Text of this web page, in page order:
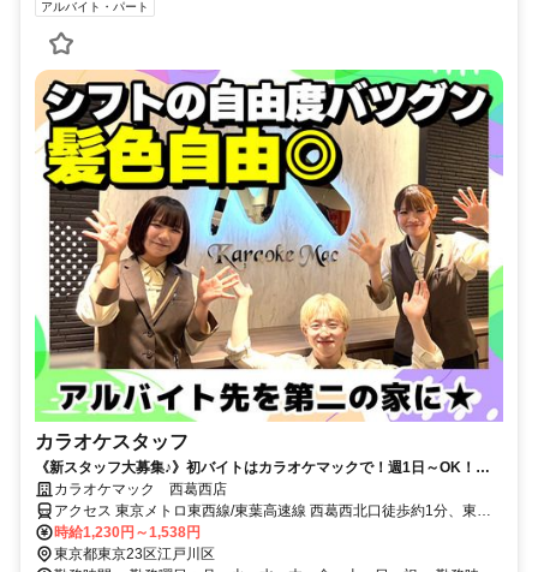
アルバイト・パート
カラオケスタッフ
《新スタッフ大募集♪》初バイトはカラオケマックで！週1日～OK！嬉
しい福利厚生が充実◎楽しく稼ごう！
カラオケマック 西葛西店
アクセス 東京メトロ東西線/東葉高速線 西葛西北口徒歩約1分、東京
メトロ東西線/ＪＲ中央本線 葛西西口徒歩約17分、都営新宿線 船堀南
口徒歩約33分
時給1,230円～1,538円
東京都東京23区江戸川区